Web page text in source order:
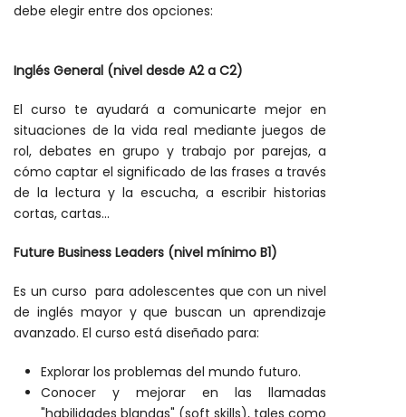
debe elegir entre dos opciones:
Inglés General (nivel desde A2 a C2)
El curso te ayudará a comunicarte mejor en
situaciones de la vida real mediante juegos de
rol, debates en grupo y trabajo por parejas, a
cómo captar el significado de las frases a través
de la lectura y la escucha, a escribir historias
cortas, cartas...
Future Business Leaders (nivel mínimo B1)
Es un curso para adolescentes que con un nivel
de inglés mayor y que buscan un aprendizaje
avanzado. El curso está diseñado para:
Explorar los problemas del mundo futuro.
Conocer y mejorar en las llamadas
"habilidades blandas" (soft skills), tales como